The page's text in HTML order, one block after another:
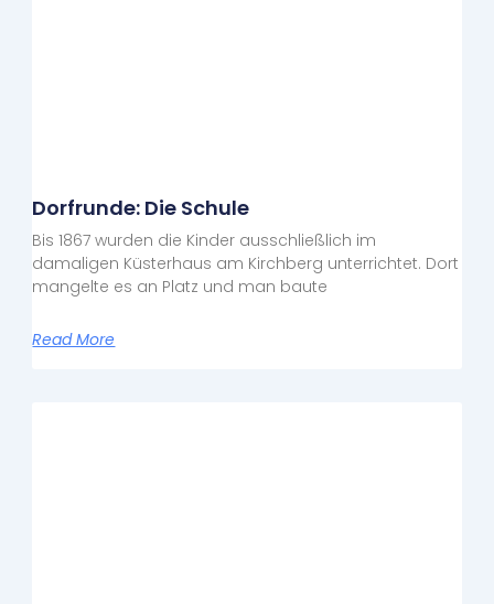
Dorfrunde: Die Schule
Bis 1867 wurden die Kinder ausschließlich im
damaligen Küsterhaus am Kirchberg unterrichtet. Dort
mangelte es an Platz und man baute
Read More